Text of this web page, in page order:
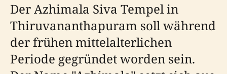
Der Azhimala Siva Tempel in
Thiruvananthapuram soll während
der frühen mittelalterlichen
Periode gegründet worden sein.